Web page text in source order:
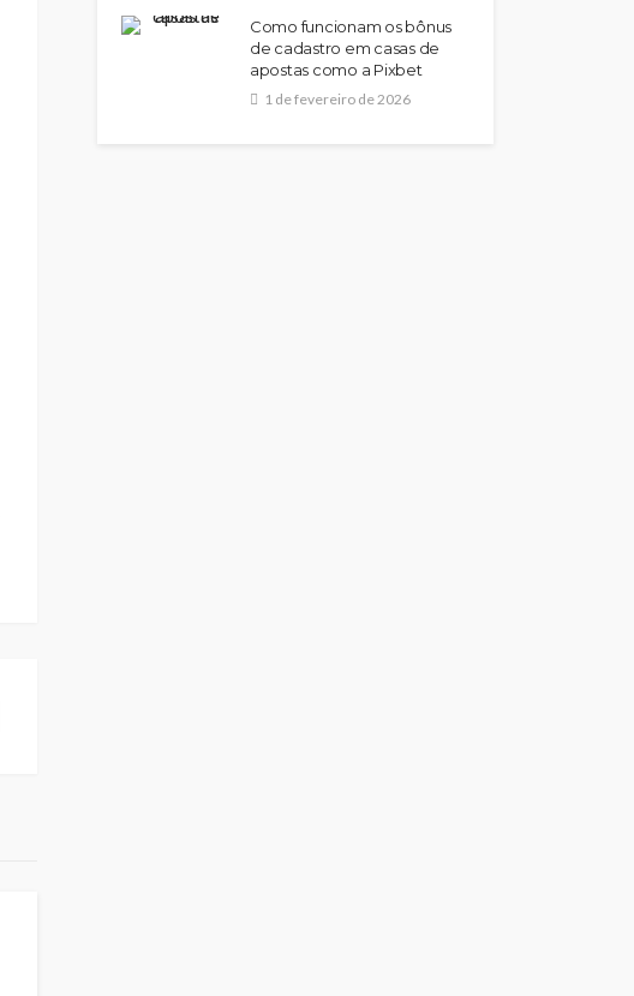
Como funcionam os bônus
de cadastro em casas de
apostas como a Pixbet
1 de fevereiro de 2026